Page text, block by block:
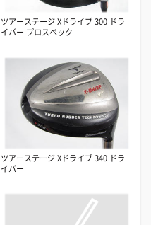
ツアーステージ Xドライブ 300 ドラ
イバー プロスペック
ツアーステージ Xドライブ 340 ドラ
イバー